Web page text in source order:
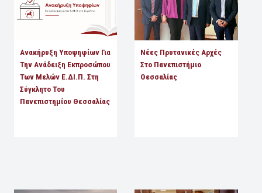
Ανακήρυξη Υποψηφίων Για
Την Ανάδειξη Εκπροσώπου
Των Μελών Ε.ΔΙ.Π. Στη
Σύγκλητο Του
Πανεπιστημίου Θεσσαλίας
Νέες Πρυτανικές Αρχές
Στο Πανεπιστήμιο
Θεσσαλίας